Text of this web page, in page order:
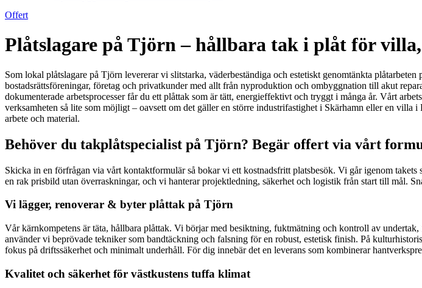
Offert
Plåtslagare på Tjörn – hållbara tak i plåt för
Som lokal plåtslagare på Tjörn levererar vi slitstarka, väderbeständiga och estetiskt genomtänkta
bostadsrättsföreningar, företag och privatkunder med allt från nyproduktion och ombyggnation till akut
dokumenterade arbetsprocesser får du ett plåttak som är tätt, energieffektivt och tryggt i många år. Vårt
verksamheten så lite som möjligt – oavsett om det gäller en större industrifastighet i Skärhamn eller en
arbete och material.
Behöver du takplåtspecialist på Tjörn? Begär offert via vårt
Skicka in en förfrågan via vårt kontaktformulär så bokar vi ett kostnadsfritt platsbesök. Vi går igenom
en rak prisbild utan överraskningar, och vi hanterar projektledning, säkerhet och logistik från start till mål.
Vi lägger, renoverar & byter plåttak på Tjörn
Vår kärnkompetens är täta, hållbara plåttak. Vi börjar med besiktning, fuktmätning och kontroll av
använder vi beprövade tekniker som bandtäckning och falsning för en robust, estetisk finish. På
fokus på driftssäkerhet och minimalt underhåll. För dig innebär det en leverans som kombinerar
Kvalitet och säkerhet för västkustens tuffa klimat